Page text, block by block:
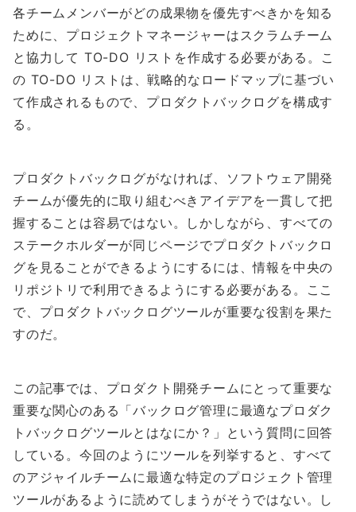
各チームメンバーがどの成果物を優先すべきかを知る
ために、プロジェクトマネージャーはスクラムチーム
と協力して TO-DO リストを作成する必要がある。こ
の TO-DO リストは、戦略的なロードマップに基づい
て作成されるもので、プロダクトバックログを構成す
る。
プロダクトバックログがなければ、ソフトウェア開発
チームが優先的に取り組むべきアイデアを一貫して把
握することは容易ではない。しかしながら、すべての
ステークホルダーが同じページでプロダクトバックロ
グを見ることができるようにするには、情報を中央の
リポジトリで利用できるようにする必要がある。ここ
で、プロダクトバックログツールが重要な役割を果た
すのだ。
この記事では、プロダクト開発チームにとって重要な
重要な関心のある「バックログ管理に最適なプロダク
トバックログツールとはなにか？」という質問に回答
している。今回のようにツールを列挙すると、すべて
のアジャイルチームに最適な特定のプロジェクト管理
ツールがあるように読めてしまうがそうではない。し